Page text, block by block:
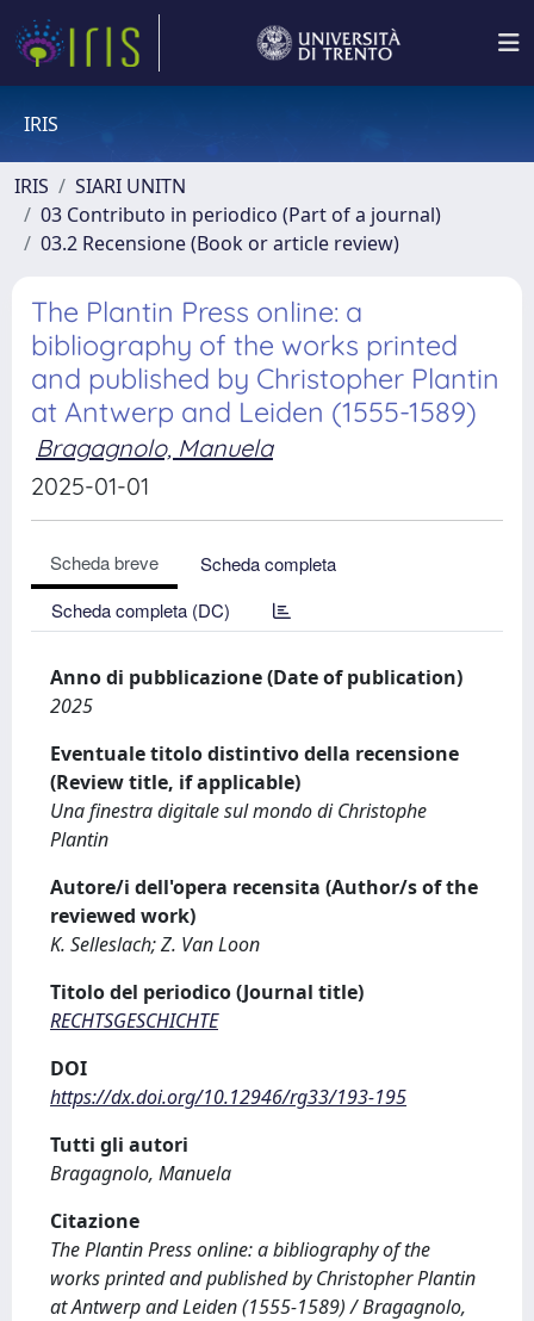
IRIS
IRIS
SIARI UNITN
03 Contributo in periodico (Part of a journal)
03.2 Recensione (Book or article review)
The Plantin Press online: a
bibliography of the works printed
and published by Christopher Plantin
at Antwerp and Leiden (1555-1589)
Bragagnolo, Manuela
2025-01-01
Scheda breve
Scheda completa
Scheda completa (DC)
Anno di pubblicazione (Date of publication)
2025
Eventuale titolo distintivo della recensione
(Review title, if applicable)
Una finestra digitale sul mondo di Christophe
Plantin
Autore/i dell'opera recensita (Author/s of the
reviewed work)
K. Selleslach; Z. Van Loon
Titolo del periodico (Journal title)
RECHTSGESCHICHTE
DOI
https://dx.doi.org/10.12946/rg33/193-195
Tutti gli autori
Bragagnolo, Manuela
Citazione
The Plantin Press online: a bibliography of the
works printed and published by Christopher Plantin
at Antwerp and Leiden (1555-1589) / Bragagnolo,